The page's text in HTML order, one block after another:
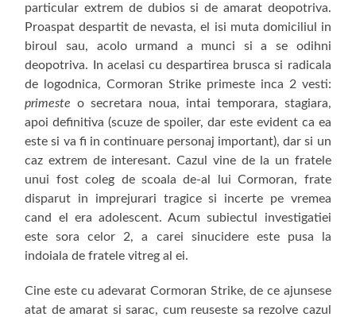
particular extrem de dubios si de amarat deopotriva.
Proaspat despartit de nevasta, el isi muta domiciliul in
biroul sau, acolo urmand a munci si a se odihni
deopotriva. In acelasi cu despartirea brusca si radicala
de logodnica, Cormoran Strike primeste inca 2 vesti:
primeste o secretara noua, intai temporara, stagiara,
apoi definitiva (scuze de spoiler, dar este evident ca ea
este si va fi in continuare personaj important), dar si un
caz extrem de interesant. Cazul vine de la un fratele
unui fost coleg de scoala de-al lui Cormoran, frate
disparut in imprejurari tragice si incerte pe vremea
cand el era adolescent. Acum subiectul investigatiei
este sora celor 2, a carei sinucidere este pusa la
indoiala de fratele vitreg al ei.
Cine este cu adevarat Cormoran Strike, de ce ajunsese
atat de amarat si sarac, cum reuseste sa rezolve cazul